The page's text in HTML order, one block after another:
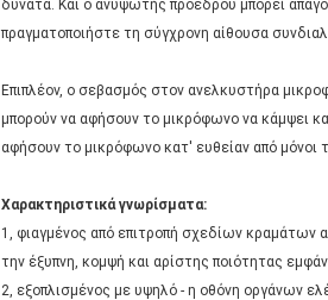
δυνατά. Και ο ανυψωτής προέδρου μπορεί
πραγματοποιήστε τη σύγχρονη αίθουσα
Επιπλέον, ο σεβασμός στον ανελκυστήρα
μπορούν να αφήσουν το μικρόφωνο να κάμψει
αφήσουν το μικρόφωνο κατ' ευθείαν από
Χαρακτηριστικά γνωρίσματα:
1, φιαγμένος από επιτροπή σχεδίων κραμάτων
την έξυπνη, κομψή και αρίστης ποιότητας
2, εξοπλισμένος με υψηλό - η οθόνη οργάνων